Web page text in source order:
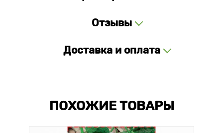
Отзывы
Доставка и оплата
ПОХОЖИЕ ТОВАРЫ